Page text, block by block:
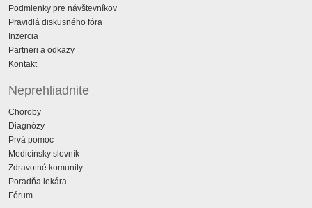
Podmienky pre návštevníkov
Pravidlá diskusného fóra
Inzercia
Partneri a odkazy
Kontakt
Neprehliadnite
Choroby
Diagnózy
Prvá pomoc
Medicínsky slovník
Zdravotné komunity
Poradňa lekára
Fórum